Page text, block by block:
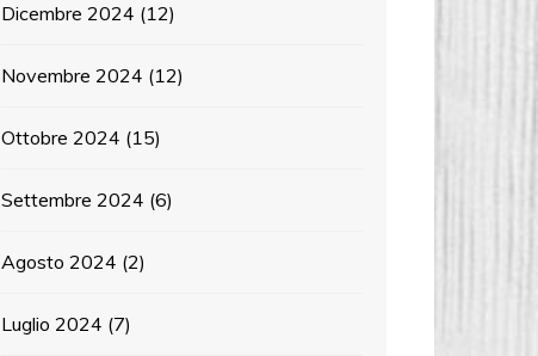
Dicembre 2024 (12)
Novembre 2024 (12)
Ottobre 2024 (15)
Settembre 2024 (6)
Agosto 2024 (2)
Luglio 2024 (7)